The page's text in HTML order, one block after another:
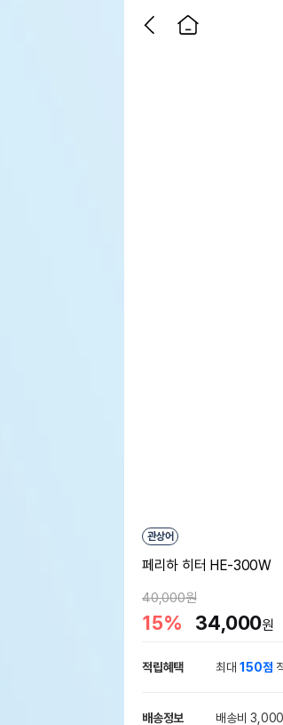
관상어
페리하 히터 HE-300W
40,000원
15% 34,000원
적립혜택 최대150점
배송정보
배송비